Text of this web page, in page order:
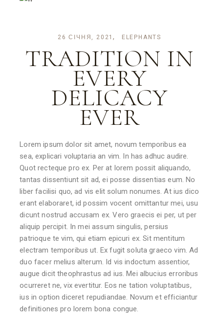
26 СІЧНЯ, 2021 ELEPHANTS
TRADITION IN
EVERY
DELICACY
EVER
Lorem ipsum dolor sit amet, novum temporibus ea
sea, explicari voluptaria an vim. In has adhuc audire.
Quot recteque pro ex. Per at lorem possit aliquando,
tantas dissentiunt sit ad, ei posse dissentias eum. No
liber facilisi quo, ad vis elit solum nonumes. At ius dico
erant elaboraret, id possim vocent omittantur mei, usu
dicunt nostrud accusam ex. Vero graecis ei per, ut per
aliquip percipit. In mei assum singulis, persius
patrioque te vim, qui etiam epicuri ex. Sit mentitum
electram temporibus ut. Ex fugit soluta graeco vim. Ad
duo facer melius alterum. Id vis indoctum assentior,
augue dicit theophrastus ad ius. Mei albucius erroribus
ocurreret ne, vix evertitur. Eos ne tation voluptatibus,
ius in option diceret repudiandae. Novum et efficiantur
definitiones pro lorem bona congue.